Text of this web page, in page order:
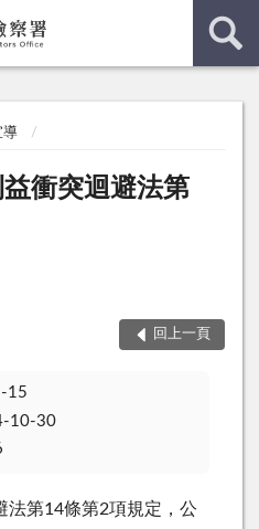
導
衝突迴避法第
回上一頁
15
10-30
法第14條第2項規定，公